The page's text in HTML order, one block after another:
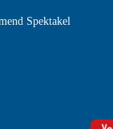
Spektakel